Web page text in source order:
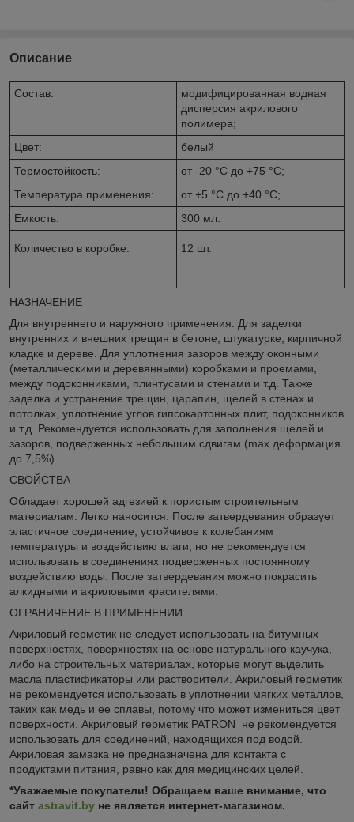
Описание
Состав:
модифицированная водная
дисперсия акрилового
полимера;
Цвет:
белый
Термостойкость:
от -20 °C до +75 °C;
Температура применения:
от +5 °C до +40 °C;
Емкость:
300 мл.
Количество в коробке: 12 шт.
НАЗНАЧЕНИЕ
Для внутреннего и наружного применения. Для заделки
внутренних и внешних трещин в бетоне, штукатурке, кирпичной
кладке и дереве. Для уплотнения зазоров между оконными
(металлическими и деревянными) коробками и проемами,
между подоконниками, плинтусами и стенами и т.д. Также
заделка и устранение трещин, царапин, щелей в стенах и
потолках, уплотнение углов гипсокартонных плит, подоконников
и т.д. Рекомендуется использовать для заполнения щелей и
зазоров, подверженных небольшим сдвигам (max деформация
до 7,5%).
СВОЙСТВА
Обладает хорошей адгезией к пористым строительным
материалам. Легко наносится. После затвердевания образует
эластичное соединение, устойчивое к колебаниям
температуры и воздействию влаги, но не рекомендуется
использовать в соединениях подверженных постоянному
воздействию воды. После затвердевания можно покрасить
алкидными и акриловыми красителями.
ОГРАНИЧЕНИЕ В ПРИМЕНЕНИИ
Акриловый герметик не следует использовать на битумных
поверхностях, поверхностях на основе натурального каучука,
либо на строительных материалах, которые могут выделить
масла пластификаторы или растворители. Акриловый герметик
не рекомендуется использовать в уплотнении мягких металлов,
таких как медь и ее сплавы, потому что может измениться цвет
поверхности. Акриловый герметик PATRON не рекомендуется
использовать для соединений, находящихся под водой.
Акриловая замазка не предназначена для контакта с
продуктами питания, равно как для медицинских целей.
*Уважаемые покупатели! Обращаем ваше внимание, что
сайт astravit.by не является интернет-магазином.